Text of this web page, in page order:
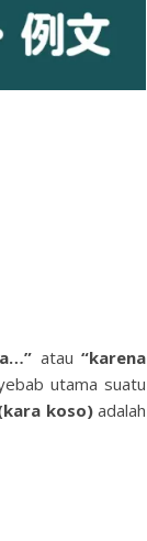
atau“karena
utama suatu
koso)adalah